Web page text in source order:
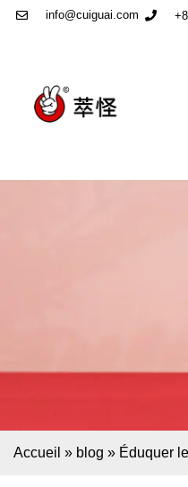
info@cuiguai.com
Accueil » blog » Éduquer